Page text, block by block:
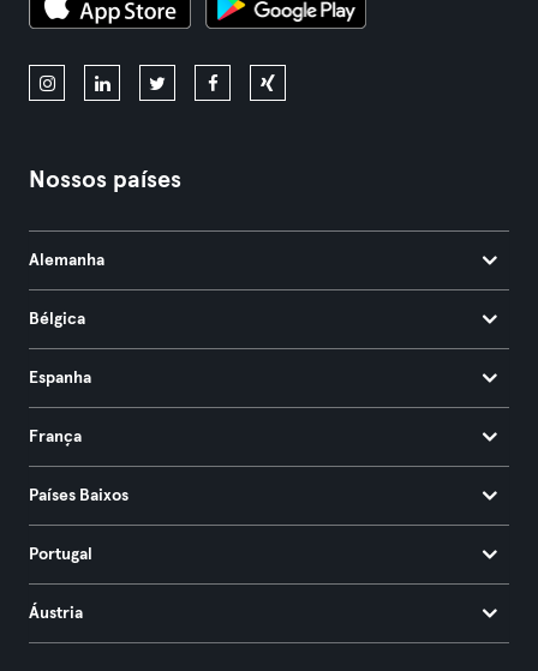
Nossos países
Alemanha
Bélgica
Espanha
França
Países Baixos
Portugal
Áustria